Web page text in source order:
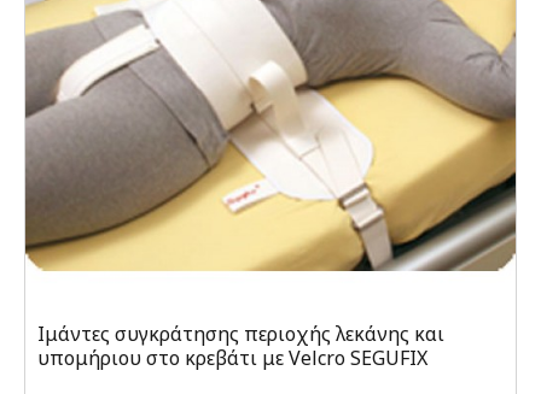
Ιμάντες συγκράτησης περιοχής λεκάνης και
υπομήριου στο κρεβάτι με Velcro SEGUFIX